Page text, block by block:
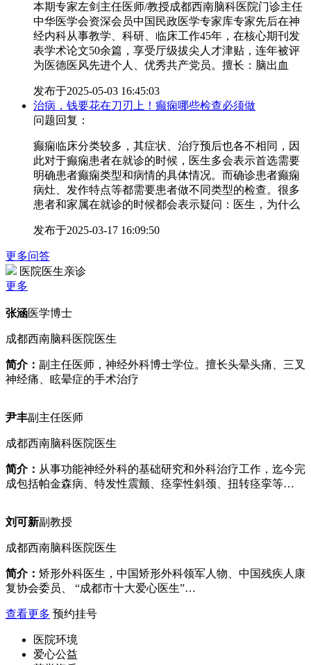
本期专家左剑主任医师/教授成都西南脑科医院门诊主任
中华医学会资深会员中国民政医学专家库专家先后在神
经内科从事教学、科研、临床工作45年，在核心期刊发
表学术论文50余篇，享受厅级拔尖人才津贴，连年被评
为医德医风先进个人、优秀共产党员。擅长：脑出血
发布于2025-05-03 16:45:03
治病，钱要花在刀刃上！癫痫哪些检查必须做
问题回复：
癫痫临床分类较多，其症状、治疗预后也各不相同，因
此对于癫痫患者在就诊的时候，医生多会表示首选需要
明确患者癫痫类型和病情的具体情况。而确诊患者癫痫
病灶、发作特点等都需要患者做不同类型的检查。很多
患者和家属在就诊的时候都会表示疑问：医生，为什么
发布于2025-03-17 16:09:50
更多问答
医院医生亲诊
更多
张涵医学博士
成都西南脑科医院医生
简介： 副主任医师，神经外科博士学位。擅长头晕头痛、三叉
神经痛、眩晕症的手术治疗
尹丰副主任医师
成都西南脑科医院医生
简介： 从事功能神经外科的基础研究和外科治疗工作，迄今完
成包括帕金森病、特发性震颤、痉挛性斜颈、扭转痉挛等…
刘可新副教授
成都西南脑科医院医生
简介： 矫形外科医生，中国矫形外科领军人物、中国残疾人康
复协会委员、 “成都市十大爱心医生”…
查看更多 预约挂号
医院环境
爱心公益